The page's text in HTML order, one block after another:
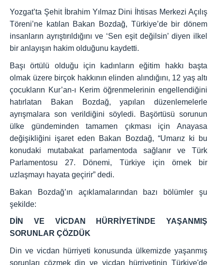
Yozgat’ta Şehit İbrahim Yılmaz Dini İhtisas Merkezi Açılış
Töreni’ne katılan Bakan Bozdağ, Türkiye’de bir dönem
insanların ayrıştırıldığını ve ‘Sen eşit değilsin’ diyen ilkel
bir anlayışın hakim olduğunu kaydetti.
Başı örtülü olduğu için kadınların eğitim hakkı başta
olmak üzere birçok hakkının elinden alındığını, 12 yaş altı
çocukların Kur’an-ı Kerim öğrenmelerinin engellendiğini
hatırlatan Bakan Bozdağ, yapılan düzenlemelerle
ayrışmalara son verildiğini söyledi. Başörtüsü sorunun
ülke gündeminden tamamen çıkması için Anayasa
değişikliğini işaret eden Bakan Bozdağ, “Umarız ki bu
konudaki mutabakat parlamentoda sağlanır ve Türk
Parlamentosu 27. Dönemi, Türkiye için örnek bir
uzlaşmayı hayata geçirir” dedi.
Bakan Bozdağ’ın açıklamalarından bazı bölümler şu
şekilde:
DİN VE VİCDAN HÜRRİYETİNDE YAŞANMIŞ
SORUNLAR ÇÖZDÜK
Din ve vicdan hürriyeti konusunda ülkemizde yaşanmış
sorunları çözmek din ve vicdan hürriyetinin Türkiye'de